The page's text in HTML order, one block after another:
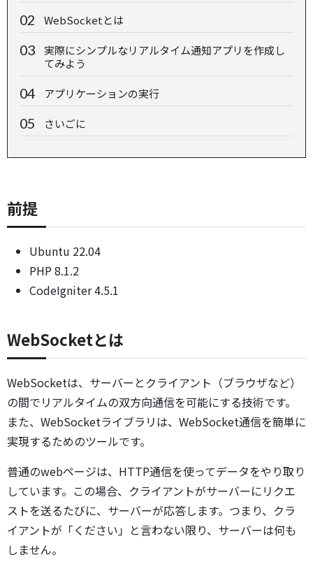
WebSocketとは
実際にシンプルなリアルタイム通知アプリを作成し
てみよう
アプリケーションの実行
さいごに
前提
Ubuntu 22.04
PHP 8.1.2
CodeIgniter 4.5.1
WebSocketとは
WebSocketは、サーバーとクライアント（ブラウザなど）
の間でリアルタイムの双方向通信を可能にする技術です。
また、WebSocketライブラリは、WebSocket通信を簡単に
実現するためのツールです。
普通のwebページは、HTTP通信を使ってデータをやり取り
しています。この場合、クライアントがサーバーにリクエ
ストを送るたびに、サーバーが応答します。つまり、クラ
イアントが「ください」と言わない限り、サーバーは何も
しません。